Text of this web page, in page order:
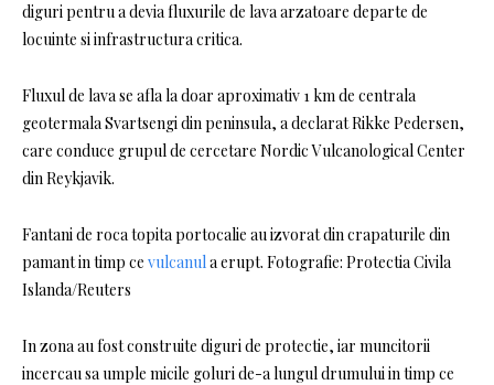
diguri pentru a devia fluxurile de lava arzatoare departe de
locuinte si infrastructura critica.
Fluxul de lava se afla la doar aproximativ 1 km de centrala
geotermala Svartsengi din peninsula, a declarat Rikke Pedersen,
care conduce grupul de cercetare Nordic Vulcanological Center
din Reykjavik.
Fantani de roca topita portocalie au izvorat din crapaturile din
pamant in timp ce vulcanula erupt. Fotografie: Protectia Civila
Islanda/Reuters
In zona au fost construite diguri de protectie, iar muncitorii
incercau sa umple micile goluri de-a lungul drumului in timp ce